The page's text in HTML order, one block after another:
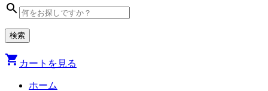
search
shopping_cart カートを見る
ホーム